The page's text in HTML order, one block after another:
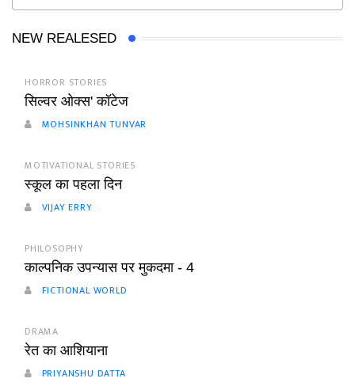
NEW REALESED
HORROR STORIES
सिल्वर ओक्स' कॉटेज
MOHSINKHAN TUNVAR
MOTIVATIONAL STORIES
स्कूल का पहला दिन
VIJAY ERRY
PHILOSOPHY
काल्पनिक उपन्यास पर मुकदमा - 4
FICTIONAL WORLD
DRAMA
रेत का आशियाना
PRIYANSHU DATTA